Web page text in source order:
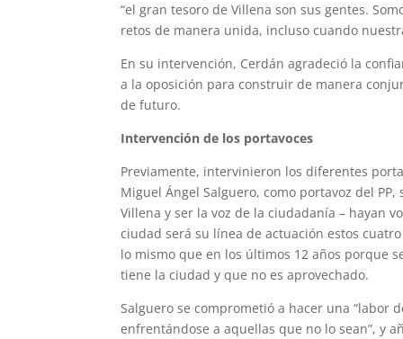
“el gran tesoro de Villena son sus gentes.
retos de manera unida, incluso cuando
En su intervención, Cerdán agradeció la
a la oposición para construir de manera
de futuro.
Intervención de los portavoces
Previamente, intervinieron los diferentes
Miguel Ángel Salguero, como portavoz del
Villena y ser la voz de la ciudadanía – hayan
ciudad será su línea de actuación estos
lo mismo que en los últimos 12 años porque
tiene la ciudad y que no es aprovechado.
Salguero se comprometió a hacer una “labor
enfrentándose a aquellas que no lo sean”, y